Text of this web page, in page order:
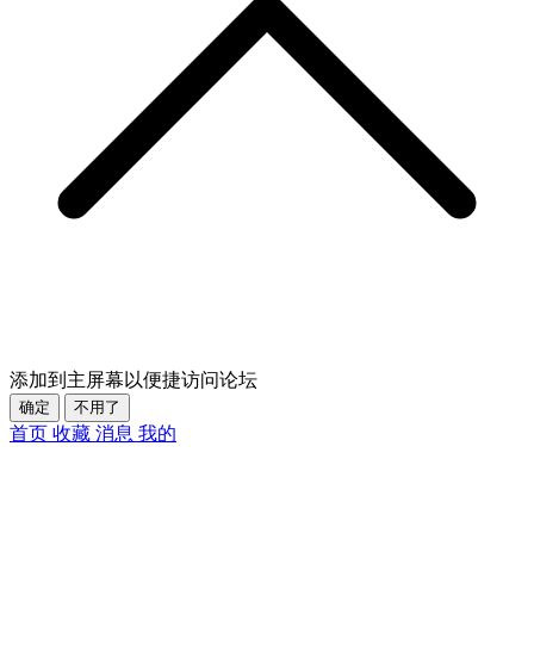
添加到主屏幕以便捷访问论坛
确定 不用了
首页 收藏 消息 我的